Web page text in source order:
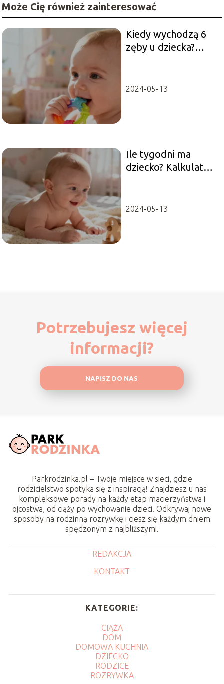
Może Cię również zainteresować
Kiedy wychodzą 6
zęby u dziecka?
2024-05-13
Ile tygodni ma
dziecko? Kalkulator
2024-05-13
Potrzebujesz więcej
informacji?
NAPISZ DO NAS
Parkrodzinka.pl – Twoje miejsce w sieci, gdzie
rodzicielstwo spotyka się z inspiracją! Znajdziesz u nas
kompleksowe porady na każdy etap macierzyństwa i
ojcostwa, od ciąży po wychowanie dzieci. Odkrywaj nowe
sposoby na rodzinną rozrywkę i ciesz się każdym dniem
spędzonym z najbliższymi.
REDAKCJA
KONTAKT
KATEGORIE:
CIĄŻA
DOM
DOMOWA KUCHNIA
DZIECKO
RODZICE
ROZRYWKA